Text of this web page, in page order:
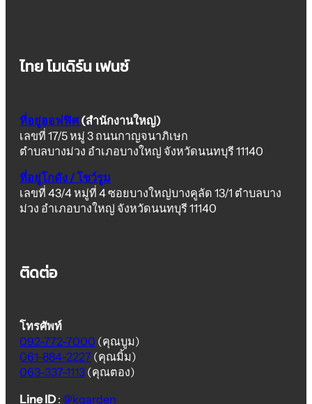
ไทย โมเดิร์น เฟนซ์
ที่อยู่ออฟฟิศ(สำนักงานใหญ่)
เลขที่ 17/5 หมู่ 3 ถนนกาญจนาภิเษก
ตำบลบางม่วง อำเภอบางใหญ่ จังหวัดนนทบุรี 11140
ที่อยู่โกดัง / โชว์รูม
เลขที่ 43/4 หมู่ที่ 4 ซอยบางใหญ่บางคูลัด 13/1 ตำบลบาง
ม่วง อำเภอบางใหญ่ จังหวัดนนทบุรี 11140
ติดต่อ
โทรศัพท์
092-772-7000 (คุณบูม)
061-884-2227 (คุณมิ้ม)
063-337-1113 (คุณตอง)
Line ID: @kgarden